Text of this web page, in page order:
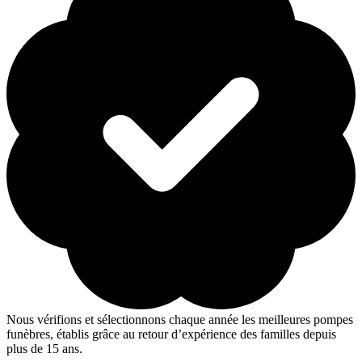
Nous vérifions et sélectionnons chaque année les meilleures pompes
funèbres, établis grâce au retour d’expérience des familles depuis
plus de 15 ans.